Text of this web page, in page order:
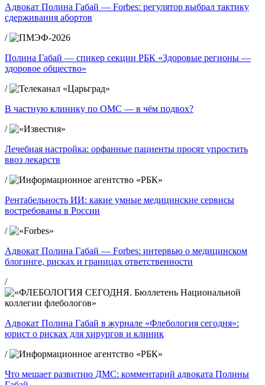
Адвокат Полина Габай — Forbes: регулятор выбрал тактику
сдерживания абортов
/
Полина Габай — спикер секции РБК «Здоровые регионы —
здоровое общество»
/
В частную клинику по ОМС — в чём подвох?
/
Лечебная настройка: орфанные пациенты просят упростить
ввоз лекарств
/
Рентабельность ИИ: какие умные медицинские сервисы
востребованы в России
/
Адвокат Полина Габай — Forbes: интервью о медицинском
блогинге, рисках и границах ответственности
/
Адвокат Полина Габай в журнале «Флебология сегодня»:
юрист о рисках для хирургов и клиник
/
Что мешает развитию ДМС: комментарий адвоката Полины